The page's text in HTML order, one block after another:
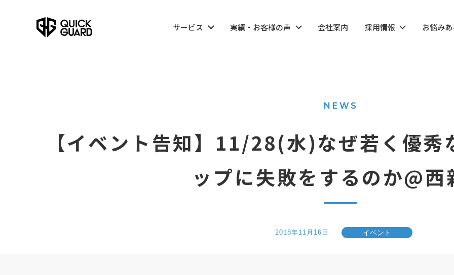
サービス 実績・お客様の声 会社案内 採用情報 お悩み
NEWS
【イベント告知】11/28(水)なぜ若く優
ップに失敗をするのか@西
2018年11月16日 イベント